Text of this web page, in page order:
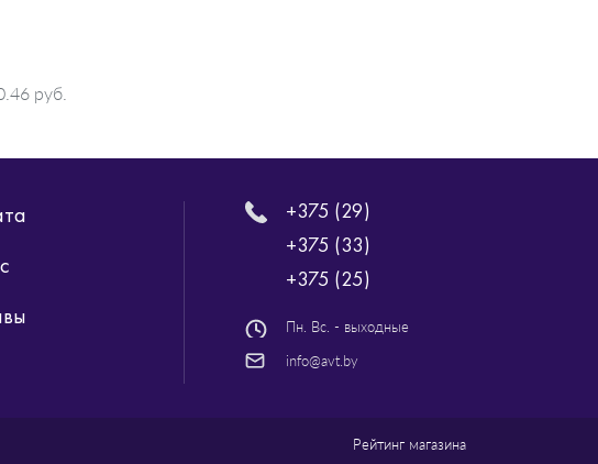
руб.
+375 (29)
+375 (33)
+375 (25)
Пн. Вс. - выходные
info@avt.by
Рейтинг магазина